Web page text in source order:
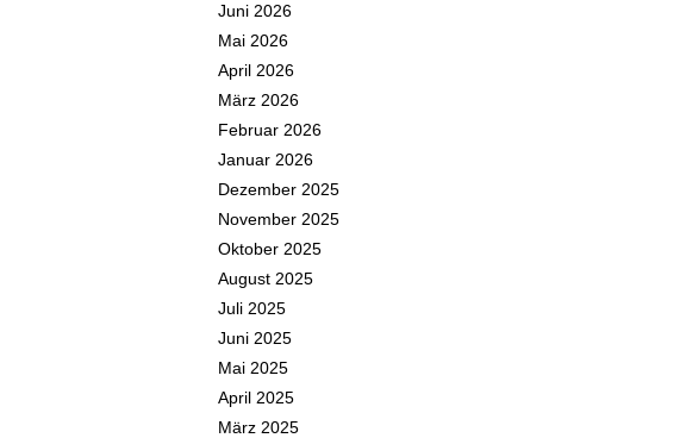
Juni 2026
Mai 2026
April 2026
März 2026
Februar 2026
Januar 2026
Dezember 2025
November 2025
Oktober 2025
August 2025
Juli 2025
Juni 2025
Mai 2025
April 2025
März 2025